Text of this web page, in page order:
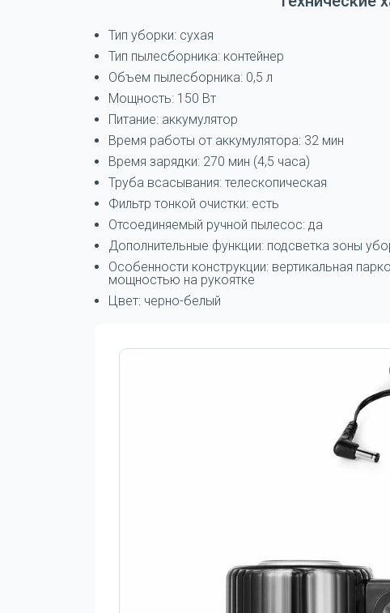
Тип уборки: сухая
Тип пылесборника: контейнер
Объем пылесборника: 0,5 л
Мощность: 150 Вт
Питание: аккумулятор
Время работы от аккумулятора: 32 мин
Время зарядки: 270 мин (4,5 часа)
Труба всасывания: телескопическая
Фильтр тонкой очистки: есть
Отсоединяемый ручной пылесос: да
Дополнительные функции: подсветка зоны
Особенности конструкции: вертикальная
мощностью на рукоятке
Цвет: черно-белый